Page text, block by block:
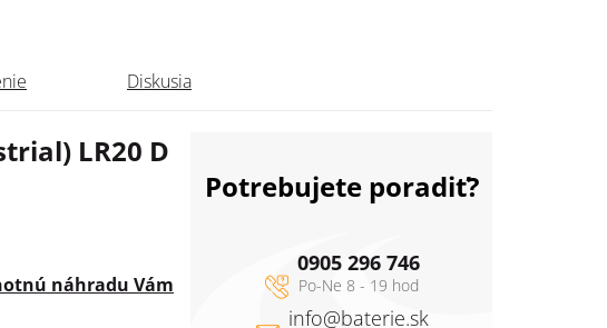
Diskusia
LR20 D
náhradu Vám
Potrebujete poradiť?
info@baterie.sk
0905 296 746